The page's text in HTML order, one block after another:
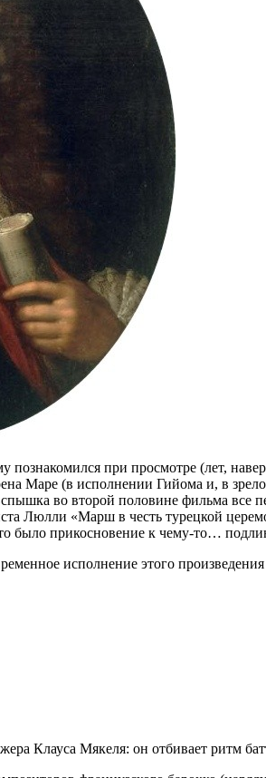
познакомился при просмотре (лет,
Маре (в исполнении Гийома и, в
во второй половине фильма все
Люлли «Марш в честь турецкой
было прикосновение к чему-то…
исполнение этого
Клауса Мякеля: он отбивает ритм